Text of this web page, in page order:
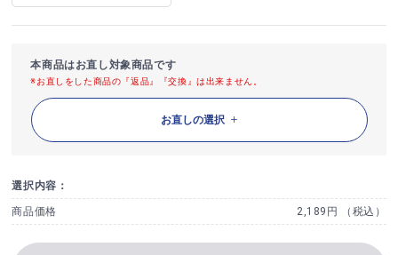
本商品はお直し対象商品です
※お直しをした商品の『返品』『交換』は出来ません。
お直しの選択
選択内容：
商品価格 2,189円 （税込）